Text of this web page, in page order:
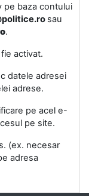
pe baza contului
sau
.
activat.
datele adresei
adrese.
pe acel e-
pe site.
(ex. necesar
adresa